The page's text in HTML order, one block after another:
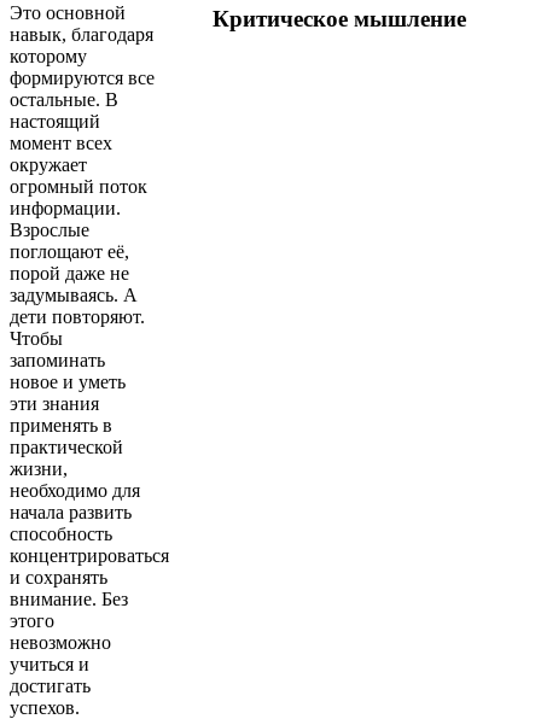
Это основной
навык, благодаря
которому
формируются все
остальные. В
настоящий
момент всех
окружает
огромный поток
информации.
Взрослые
поглощают её,
порой даже не
задумываясь. А
дети повторяют.
Чтобы
запоминать
новое и уметь
эти знания
применять в
практической
жизни,
необходимо для
начала развить
способность
концентрироваться
и сохранять
внимание. Без
этого
невозможно
учиться и
достигать
успехов.
Критическое мышление